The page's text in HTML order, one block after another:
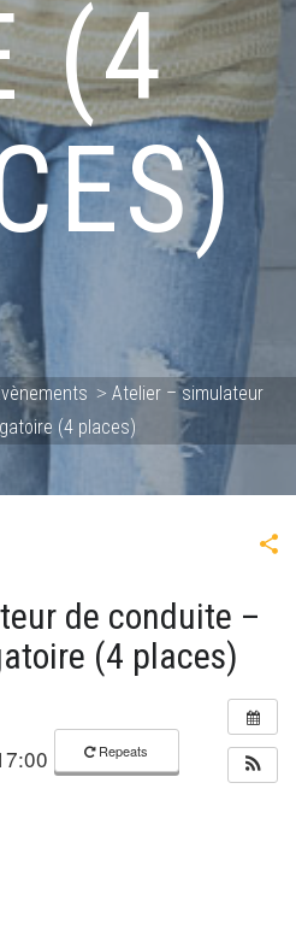
(4
> Atelier – simulateur
(4 places)
de conduite –
(4 places)
Repeats